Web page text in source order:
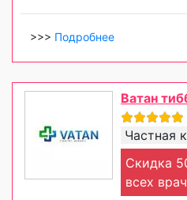
>>> Подробнее
Ватан
Частная
Скидка
всех